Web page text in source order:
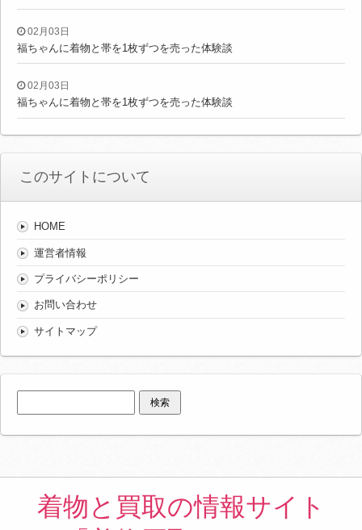
02月03日
福ちゃんに着物と帯を1枚ずつを売った体験談
02月03日
福ちゃんに着物と帯を1枚ずつを売った体験談
このサイトについて
HOME
運営者情報
プライバシーポリシー
お問い合わせ
サイトマップ
着物と買取の情報サイト